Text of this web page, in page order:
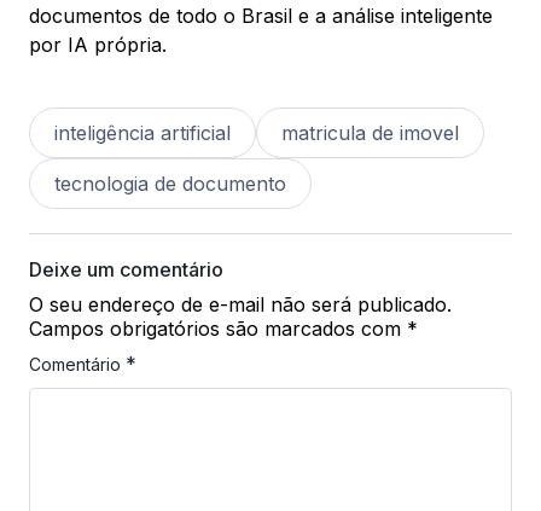
documentos de todo o Brasil e a análise inteligente
por IA própria.
inteligência artificial matricula de imovel
tecnologia de documento
Deixe um comentário
O seu endereço de e-mail não será publicado.
Campos obrigatórios são marcados com *
Comentário *